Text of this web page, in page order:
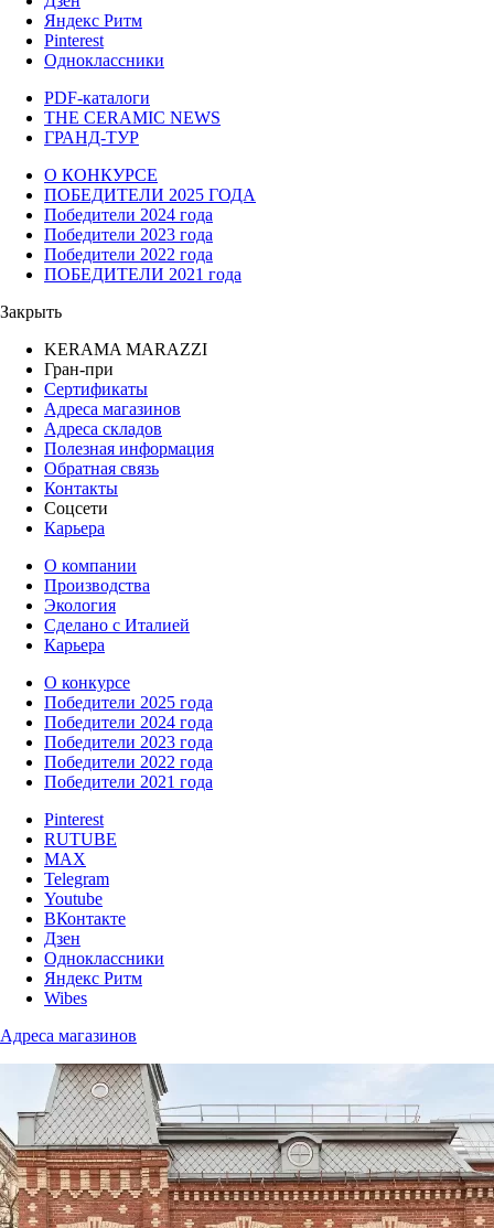
Яндекс Ритм
Pinterest
Одноклассники
PDF-каталоги
THE CERAMIC NEWS
ГРАНД-ТУР
О КОНКУРСЕ
ПОБЕДИТЕЛИ 2025 ГОДА
Победители 2024 года
Победители 2023 года
Победители 2022 года
ПОБЕДИТЕЛИ 2021 года
Закрыть
KERAMA MARAZZI
Гран-при
Сертификаты
Адреса магазинов
Адреса складов
Полезная информация
Обратная связь
Контакты
Соцсети
Карьера
О компании
Производства
Экология
Сделано с Италией
Карьера
О конкурсе
Победители 2025 года
Победители 2024 года
Победители 2023 года
Победители 2022 года
Победители 2021 года
Pinterest
RUTUBE
MAX
Telegram
Youtube
ВКонтакте
Дзен
Одноклассники
Яндекс Ритм
Wibes
Адреса магазинов